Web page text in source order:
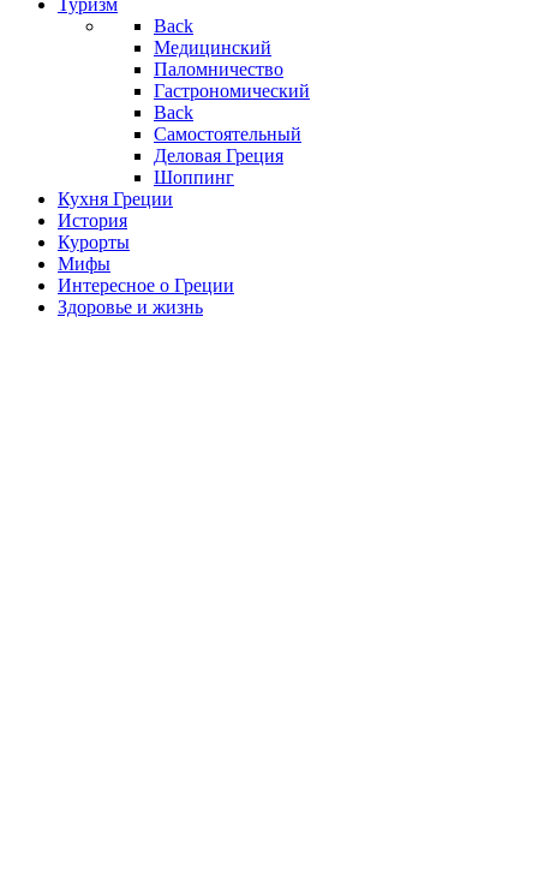
Back
Медицинский
Паломничество
Гастрономический
Back
Самостоятельный
Деловая Греция
Шоппинг
Кухня Греции
История
Курорты
Мифы
Интересное о Греции
Здоровье и жизнь